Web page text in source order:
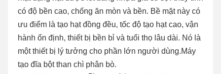
có độ bền cao, chống ăn mòn và bền. Bề mặt này có
ưu điểm là tạo hạt đồng đều, tốc độ tạo hạt cao, vận
hành ổn định, thiết bị bền bỉ và tuổi thọ lâu dài. Nó là
một thiết bị lý tưởng cho phần lớn người dùng.Máy
tạo đĩa bột than chì phân bò.